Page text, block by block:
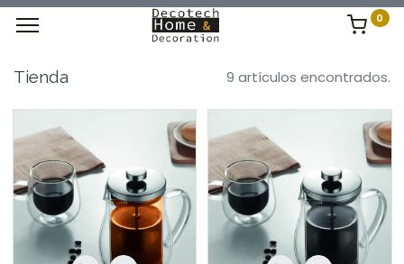
0
Tienda 9 artículos encontrados.